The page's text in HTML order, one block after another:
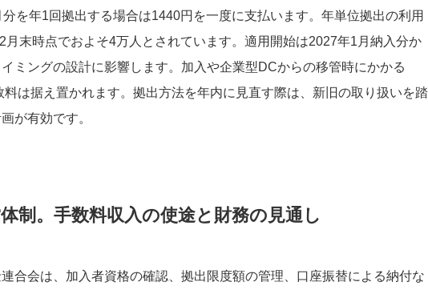
を年1回拠出する場合は1440円を一度に支払います。年単位拠出の利用
月末時点でおよそ4万人とされています。適用開始は2027年1月納入分か
ミングの設計に影響します。加入や企業型DCからの移管時にかかる
料は据え置かれます。拠出方法を年内に見直す際は、新旧の取り扱いを踏
が有効です。
制。手数料収入の使途と財務の見通し
合会は、加入者資格の確認、拠出限度額の管理、口座振替による納付な